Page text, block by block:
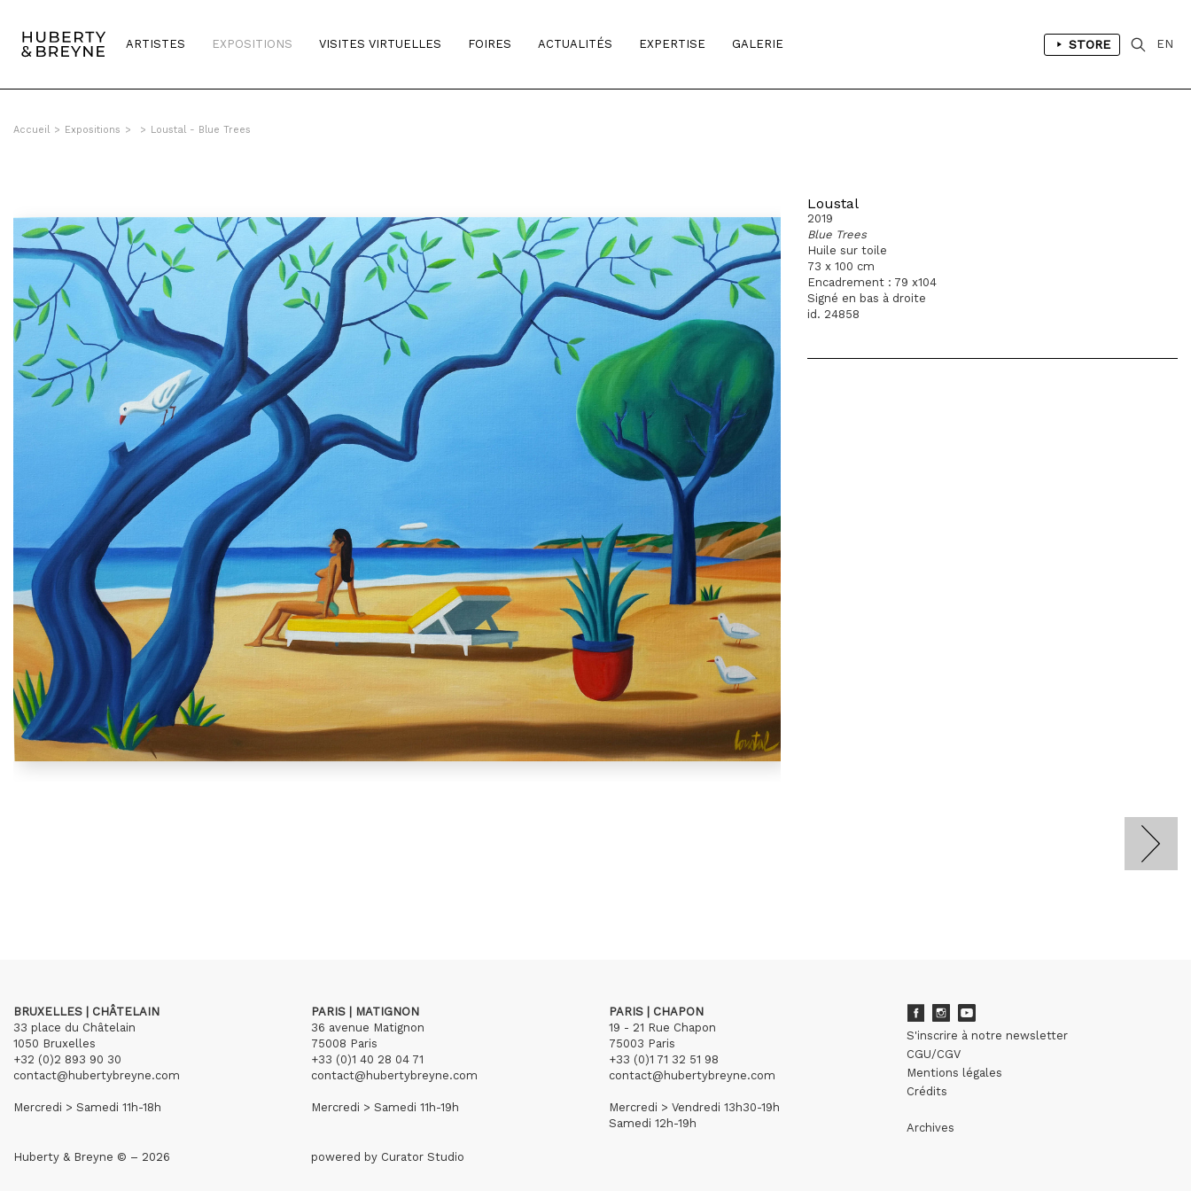
ARTISTES EXPOSITIONS VISITES VIRTUELLES FOIRES ACTUALITÉS EXPERTISE GALERIE STORE EN
Accueil > Expositions > > Loustal - Blue Trees
Loustal
2019
Blue Trees
Huile sur toile
73 x 100 cm
Encadrement : 79 x104
Signé en bas à droite
id. 24858
BRUXELLES | CHÂTELAIN
33 place du Châtelain
1050 Bruxelles
+32 (0)2 893 90 30
contact@hubertybreyne.com
Mercredi > Samedi 11h-18h
PARIS | MATIGNON
36 avenue Matignon
75008 Paris
+33 (0)1 40 28 04 71
contact@hubertybreyne.com
Mercredi > Samedi 11h-19h
PARIS | CHAPON
19 - 21 Rue Chapon
75003 Paris
+33 (0)1 71 32 51 98
contact@hubertybreyne.com
Mercredi > Vendredi 13h30-19h
Samedi 12h-19h
S'inscrire à notre newsletter
CGU/CGV
Mentions légales
Crédits
Archives
Huberty & Breyne © – 2026 powered by Curator Studio